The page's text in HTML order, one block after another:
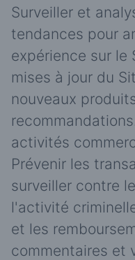
Surveiller et
tendances pour
expérience sur le
mises à jour du
nouveaux
activités
Prévenir les
surveiller contre
l'activité
et les
commentaires et